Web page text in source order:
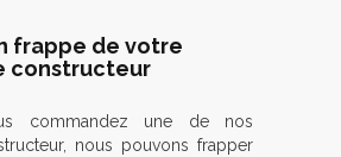
frappe de votre
constructeur
commandez une de nos
nous pouvons frapper